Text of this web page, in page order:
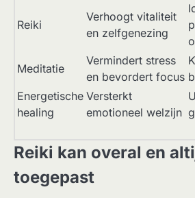
Reiki
Verhoogt vitaliteit
en zelfgenezing
Meditatie
Vermindert stress
en bevordert focus
Energetische
healing
Versterkt
emotioneel welzijn
Reiki kan overal en
toegepast